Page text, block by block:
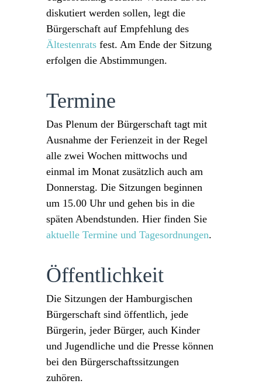
diskutiert werden sollen, legt die
Bürgerschaft auf Empfehlung des
Ältestenrats fest. Am Ende der Sitzung
erfolgen die Abstimmungen.
Termine
Das Plenum der Bürgerschaft tagt mit
Ausnahme der Ferienzeit in der Regel
alle zwei Wochen mittwochs und
einmal im Monat zusätzlich auch am
Donnerstag. Die Sitzungen beginnen
um 15.00 Uhr und gehen bis in die
späten Abendstunden. Hier finden Sie
aktuelle Termine und Tagesordnungen.
Öffentlichkeit
Die Sitzungen der Hamburgischen
Bürgerschaft sind öffentlich, jede
Bürgerin, jeder Bürger, auch Kinder
und Jugendliche und die Presse können
bei den Bürgerschaftssitzungen
zuhören.